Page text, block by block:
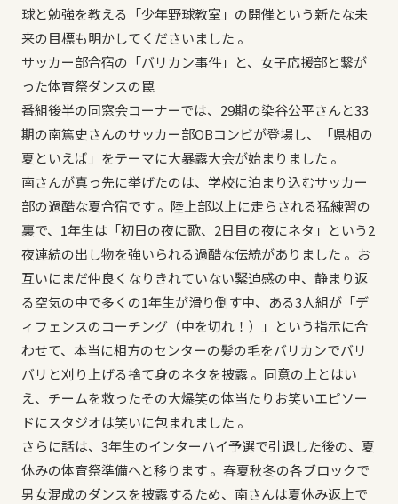
球と勉強を教える「少年野球教室」の開催という新たな未
来の目標も明かしてくださいました 。
サッカー部合宿の「バリカン事件」と、女子応援部と繋が
った体育祭ダンスの罠
番組後半の同窓会コーナーでは、29期の染谷公平さんと33
期の南篤史さんのサッカー部OBコンビが登場し、「県相の
夏といえば」をテーマに大暴露大会が始まりました 。
南さんが真っ先に挙げたのは、学校に泊まり込むサッカー
部の過酷な夏合宿です 。陸上部以上に走らされる猛練習の
裏で、1年生は「初日の夜に歌、2日目の夜にネタ」という2
夜連続の出し物を強いられる過酷な伝統がありました 。お
互いにまだ仲良くなりきれていない緊迫感の中、静まり返
る空気の中で多くの1年生が滑り倒す中、ある3人組が「デ
ィフェンスのコーチング（中を切れ！）」という指示に合
わせて、本当に相方のセンターの髪の毛をバリカンでバリ
バリと刈り上げる捨て身のネタを披露 。同意の上とはい
え、チームを救ったその大爆笑の体当たりお笑いエピソー
ドにスタジオは笑いに包まれました 。
さらに話は、3年生のインターハイ予選で引退した後の、夏
休みの体育祭準備へと移ります 。春夏秋冬の各ブロックで
男女混成のダンスを披露するため、南さんは夏休み返上で